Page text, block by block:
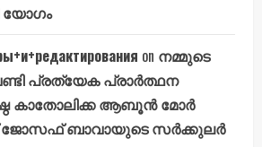
യോഗം
on നമ്മുടെ
പ്രത്യേക പ്രാർത്ഥന
കാതോലിക്ക ആബൂൻ മോർ
ബാവായുടെ സർക്കുലർ